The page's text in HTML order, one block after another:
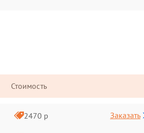
Стоимость
2470 р Заказать